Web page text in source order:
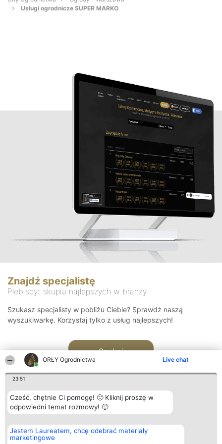
ORŁY Ogrodnictwa Live chat
23:51
Cześć, chętnie Ci pomogę! 🙂 Kliknij proszę w
odpowiedni temat rozmowy! 🙂
Jestem Laureatem, chcę odebrać materiały
marketingowe
Usługi ogrodnicze SUPER MARKO
Znajdź specjalistę
Plebiscyt skupia najlepszych w branży
Szukasz specjalisty w pobliżu Ciebie? Sprawdź naszą
wyszukiwarkę. Korzystaj tylko z usług najlepszych!
Szukaj
Organizator plebiscytu
Bright Side Solutions sp. z o.
o. sp. k.
Plebiscyt
Laureaci
Kontakt
Kontakt